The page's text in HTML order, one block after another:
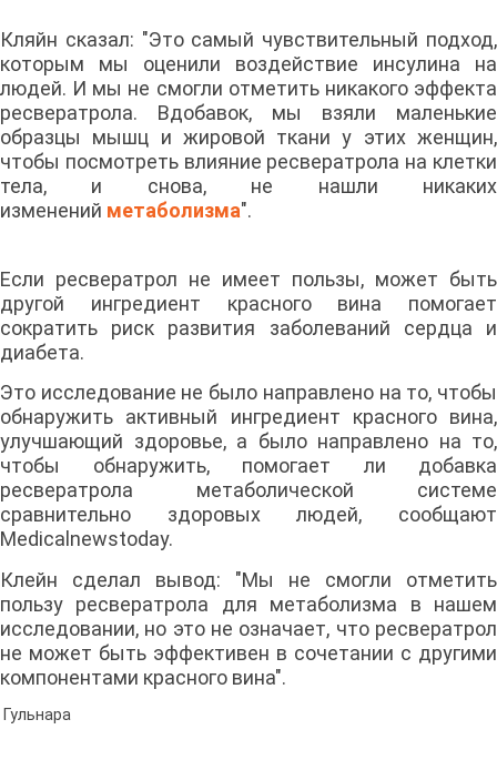
Кляйн сказал: "Это самый чувствительный подход,
которым мы оценили воздействие инсулина на
людей. И мы не смогли отметить никакого эффекта
ресвератрола. Вдобавок, мы взяли маленькие
образцы мышц и жировой ткани у этих женщин,
чтобы посмотреть влияние ресвератрола на клетки
тела, и снова, не нашли никаких
изменений метаболизма".
Если ресвератрол не имеет пользы, может быть
другой ингредиент красного вина помогает
сократить риск развития заболеваний сердца и
диабета.
Это исследование не было направлено на то, чтобы
обнаружить активный ингредиент красного вина,
улучшающий здоровье, а было направлено на то,
чтобы обнаружить, помогает ли добавка
ресвератрола метаболической системе
сравнительно здоровых людей, сообщают
Medicalnewstoday.
Клейн сделал вывод: "Мы не смогли отметить
пользу ресвератрола для метаболизма в нашем
исследовании, но это не означает, что ресвератрол
не может быть эффективен в сочетании с другими
компонентами красного вина".
Гульнара